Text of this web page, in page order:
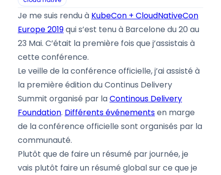
Je me suis rendu à KubeCon + CloudNativeCon
Europe 2019qui s’est tenu à Barcelone du 20 au
23 Mai. C’était la première fois que j’assistais à
cette conférence.
Le veille de la conférence officielle, j’ai assisté à
la première édition du Continus Delivery
Summit organisé par laContinous Delivery
Foundation. Différents événementsen marge
de la conférence officielle sont organisés par la
communauté.
Plutôt que de faire un résumé par journée, je
vais plutôt faire un résumé global sur ce que je